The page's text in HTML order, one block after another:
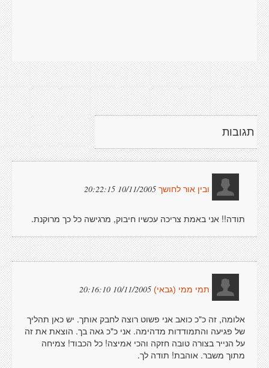
תגובות
ובין אור לחושך 10/11/2005 20:22:15
תודה!! אני באמת צריכה עכשיו חיבוק, מרגישה כל כך מרוקנת.
תמי ממי (גבאי) 10/11/2005 20:16:10
אלומה, זה כ"כ כואב אני פשוט רוצה לחבק אותך. יש כאן תהליך
של פגיעה והתמודדות מדהימה. אני כ"כ גאה בך. הוצאת את זה
על הנייר בצורה טובה חזקה והכי אמיצה! כל הכבוד! צמיחה
מתוך משבר. אוהבת! תודה לך.